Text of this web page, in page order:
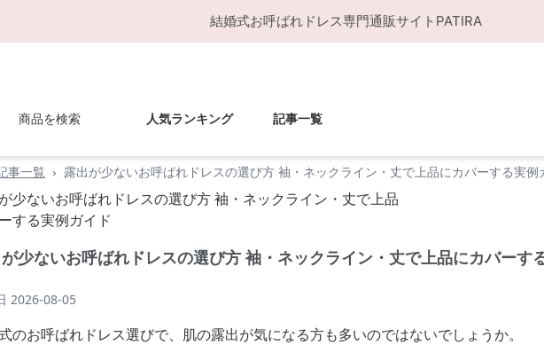
結婚式お呼ばれドレス専門通販サイト PATIRA
商品を検索 人気ランキング 記事一覧
事一覧 › 露出が少ないお呼ばれドレスの選び方 袖・ネックライン・丈で上品にカバーする実例
少ないお呼ばれドレスの選び方 袖・ネックライン・丈で上品にカバーす
2026-08-05
のお呼ばれドレス選びで、肌の露出が気になる方も多いのではないでしょうか。